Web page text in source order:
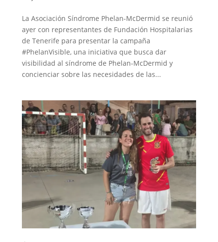
La Asociación Síndrome Phelan-McDermid se reunió
ayer con representantes de Fundación Hospitalarias
de Tenerife para presentar la campaña
#PhelanVisible, una iniciativa que busca dar
visibilidad al síndrome de Phelan-McDermid y
concienciar sobre las necesidades de las...